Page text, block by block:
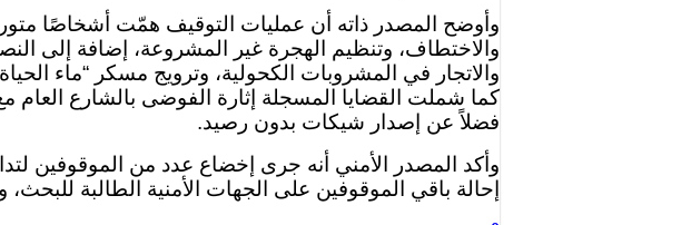
وأوضح المصدر ذاته أن عمليات التوقيف همّت أشخاصًا
والاختطاف، وتنظيم الهجرة غير المشروعة، إضافة إلى النصب
والاتجار في المشروبات الكحولية، وترويج مسكر “ماء
كما شملت القضايا المسجلة إثارة الفوضى بالشارع العام
فضلاً عن إصدار شيكات بدون رصيد.
وأكد المصدر الأمني أنه جرى إخضاع عدد من الموقوفين
إحالة باقي الموقوفين على الجهات الأمنية الطالبة